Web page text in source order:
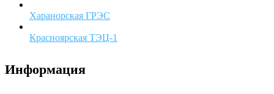
Харанорская ГРЭС
Красноярская ТЭЦ-1
Информация